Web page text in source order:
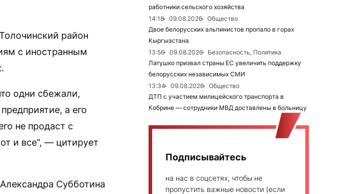
район
с иностранным
одни сбежали,
а его
не продаст с
и все“, — цитирует
Субботина
работники сельского хозяйства
14:18
09.08.2026
Общество
Двое белорусских альпинистов пропало в горах
Кыргызстана
13:56
09.08.2026
Безопасность, Политика
Латушко призвал страны ЕС увеличить поддержку
белорусских независимых СМИ
13:34
09.08.2026
Общество
ДТП с участием милицейского транспорта в
Кобрине — сотрудники МВД доставлены в больницу
Подписывайтесь
на нас в соцсетях, чтобы не
пропустить важные новости (если